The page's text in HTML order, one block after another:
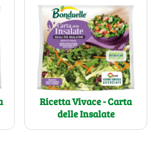
Ricetta Vivace - Carta
delle Insalate